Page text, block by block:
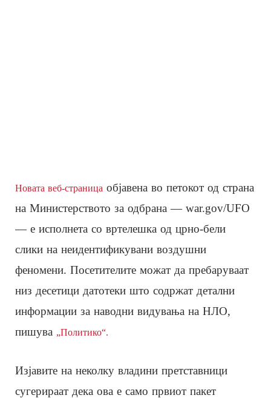
Новата веб-страница објавена во петокот од страна
на Министерството за одбрана — war.gov/UFO
— е исполнета со вртелешка од црно-бели
слики на неидентификувани воздушни
феномени. Посетителите можат да пребаруваат
низ десетици датотеки што содржат детални
информации за наводни видувања на НЛО,
пишува „Политико“.
Изјавите на неколку владини претставници
сугерираат дека ова е само првиот пакет